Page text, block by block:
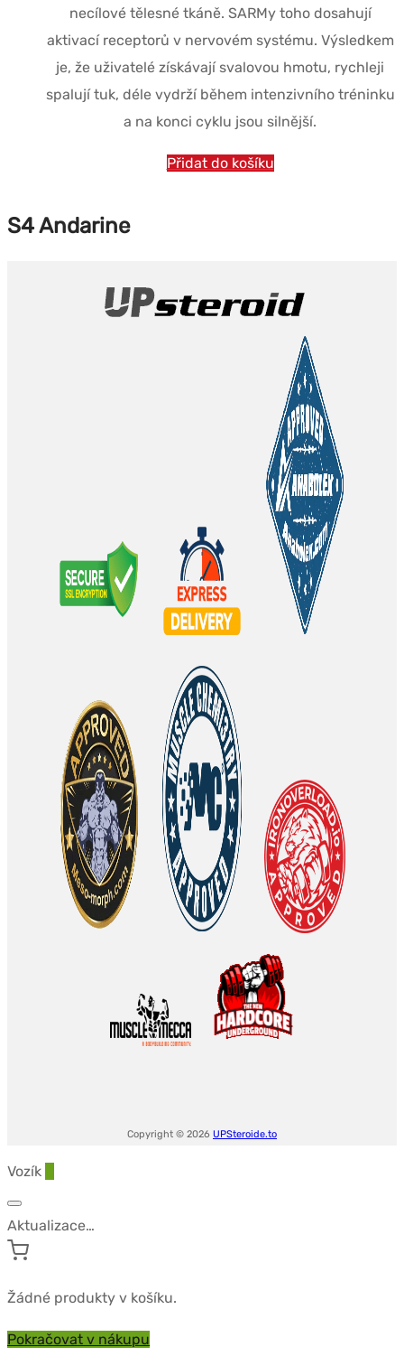
S4 Andarine
necílové tělesné tkáně. SARMy toho dosahují
aktivací receptorů v nervovém systému. Výsledkem
je, že uživatelé získávají svalovou hmotu, rychleji
spalují tuk, déle vydrží během intenzivního tréninku
a na konci cyklu jsou silnější.
Přidat do košíku
Copyright © 2026 UPSteroide.to
Vozík
Aktualizace…
Žádné produkty v košíku.
Pokračovat v nákupu